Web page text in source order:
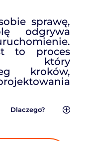
sprawę,
odgrywa
to proces
który
kroków,
Dlaczego?